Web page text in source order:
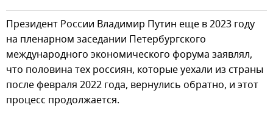
Президент России Владимир Путин еще в 2023 году
на пленарном заседании Петербургского
международного экономического форума заявлял,
что половина тех россиян, которые уехали из страны
после февраля 2022 года, вернулись обратно, и этот
процесс продолжается.